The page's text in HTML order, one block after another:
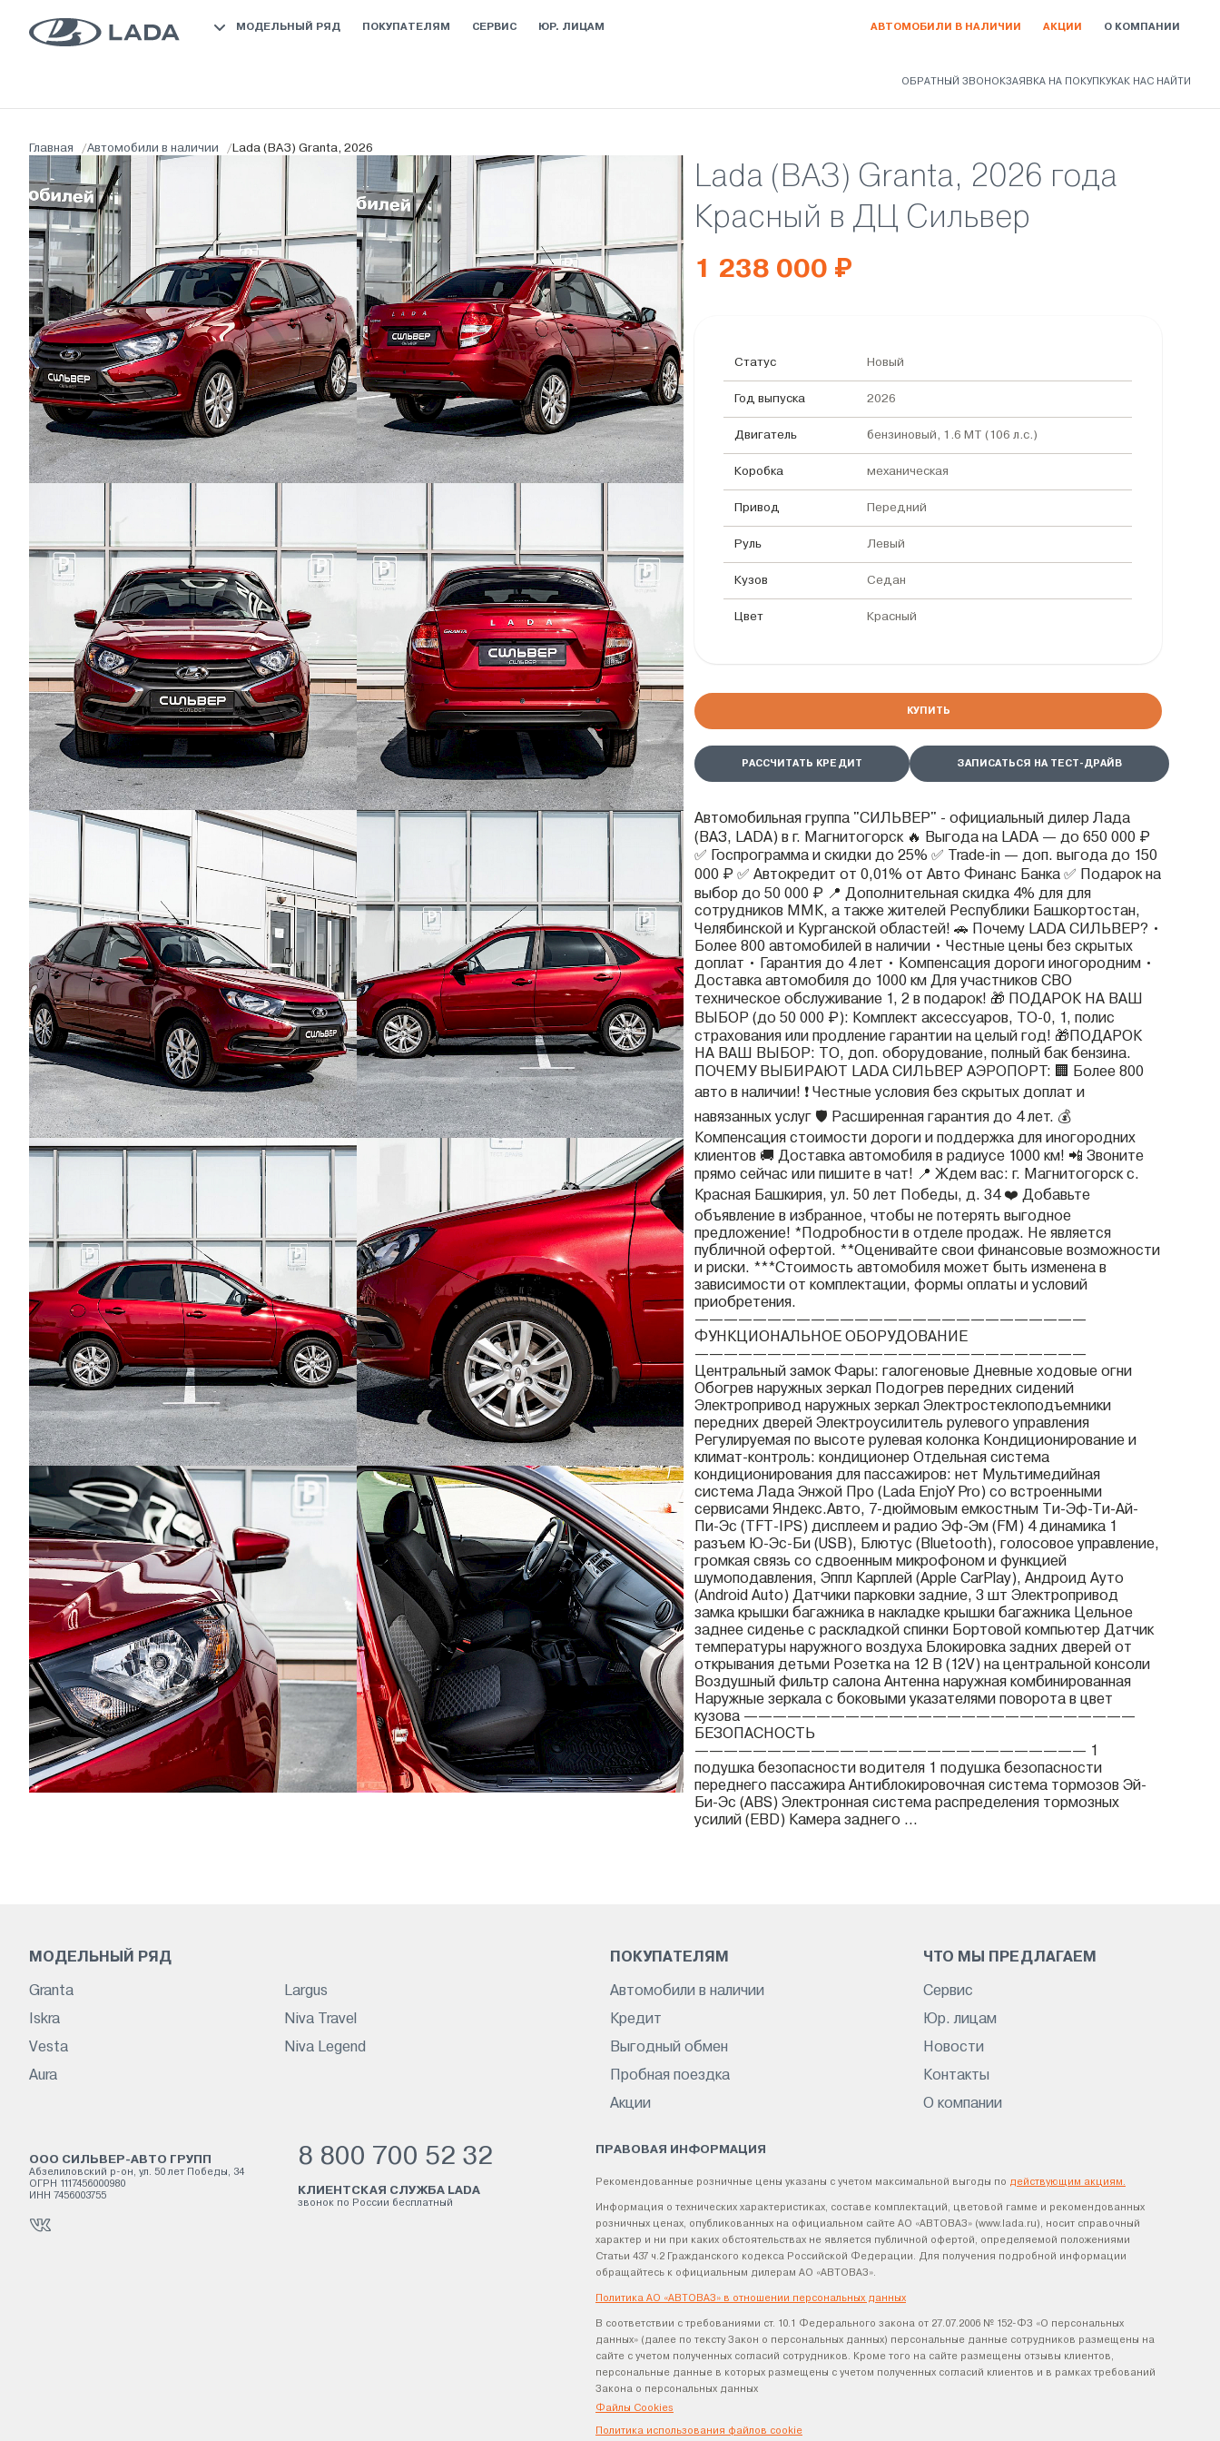
МОДЕЛЬНЫЙ РЯД ПОКУПАТЕЛЯМ СЕРВИС ЮР. ЛИЦАМ АВТОМОБИЛИ В НАЛИЧИИ АКЦИИ О КОМПАНИИ
ОБРАТНЫЙ ЗВОНОКЗАЯВКА НА ПОКУПКУ КАК НАС НАЙТИ
Главная /Автомобили в наличии / Lada (ВАЗ) Granta, 2026
Lada (ВАЗ) Granta, 2026 года
Красный в ДЦ Сильвер
1 238 000 ₽
Статус Новый
Год выпуска 2026
Двигатель бензиновый, 1.6 MT (106 л.с.)
Коробка механическая
Привод Передний
Руль Левый
Кузов Седан
Цвет Красный
КУПИТЬ
РАССЧИТАТЬ КРЕДИТ ЗАПИСАТЬСЯ НА ТЕСТ-ДРАЙВ
Автомобильная группа "СИЛЬВЕР" - официальный дилер Лада
(ВАЗ, LADA) в г. Магнитогорск 🔥 Выгода на LADA — до 650 000 ₽
✅ Госпрограмма и скидки до 25% ✅ Trade-in — доп. выгода до 150
000 ₽ ✅ Автокредит от 0,01% от Авто Финанс Банка ✅ Подарок на
выбор до 50 000 ₽ 📍 Дополнительная скидка 4% для для
сотрудников ММК, а также жителей Республики Башкортостан,
Челябинской и Курганской областей! 🚗 Почему LADA СИЛЬВЕР? •
Более 800 автомобилей в наличии • Честные цены без скрытых
доплат • Гарантия до 4 лет • Компенсация дороги иногородним •
Доставка автомобиля до 1000 км Для участников СВО
техническое обслуживание 1, 2 в подарок! 🎁 ПОДАРОК НА ВАШ
ВЫБОР (до 50 000 ₽): Комплект аксессуаров, ТО-0, 1, полис
страхования или продление гарантии на целый год! 🎁ПОДАРОК
НА ВАШ ВЫБОР: ТО, доп. оборудование, полный бак бензина.
ПОЧЕМУ ВЫБИРАЮТ LADA СИЛЬВЕР АЭРОПОРТ: 🏢 Более 800
авто в наличии! ❗️ Честные условия без скрытых доплат и
навязанных услуг 🛡️ Расширенная гарантия до 4 лет. 💰
Компенсация стоимости дороги и поддержка для иногородних
клиентов 🚚 Доставка автомобиля в радиусе 1000 км! 📲 Звоните
прямо сейчас или пишите в чат! 📍 Ждем вас: г. Магнитогорск с.
Красная Башкирия, ул. 50 лет Победы, д. 34 ❤️ Добавьте
объявление в избранное, чтобы не потерять выгодное
предложение! *Подробности в отделе продаж. Не является
публичной офертой. **Оценивайте свои финансовые возможности
и риски. ***Стоимость автомобиля может быть изменена в
зависимости от комплектации, формы оплаты и условий
приобретения.
———————————————————————————
ФУНКЦИОНАЛЬНОЕ ОБОРУДОВАНИЕ
———————————————————————————
Центральный замок Фары: галогеновые Дневные ходовые огни
Обогрев наружных зеркал Подогрев передних сидений
Электропривод наружных зеркал Электростеклоподъемники
передних дверей Электроусилитель рулевого управления
Регулируемая по высоте рулевая колонка Кондиционирование и
климат-контроль: кондиционер Отдельная система
кондиционирования для пассажиров: нет Мультимедийная
система Лада Энжой Про (Lada EnjoY Pro) со встроенными
сервисами Яндекс.Авто, 7-дюймовым емкостным Ти-Эф-Ти-Ай-
Пи-Эс (TFT-IPS) дисплеем и радио Эф-Эм (FM) 4 динамика 1
разъем Ю-Эс-Би (USB), Блютус (Bluetooth), голосовое управление,
громкая связь со сдвоенным микрофоном и функцией
шумоподавления, Эппл Карплей (Apple CarPlay), Андроид Ауто
(Android Auto) Датчики парковки задние, 3 шт Электропривод
замка крышки багажника в накладке крышки багажника Цельное
заднее сиденье с раскладкой спинки Бортовой компьютер Датчик
температуры наружного воздуха Блокировка задних дверей от
открывания детьми Розетка на 12 В (12V) на центральной консоли
Воздушный фильтр салона Антенна наружная комбинированная
Наружные зеркала с боковыми указателями поворота в цвет
кузова ———————————————————————————
БЕЗОПАСНОСТЬ
——————————————————————————— 1
подушка безопасности водителя 1 подушка безопасности
переднего пассажира Антиблокировочная система тормозов Эй-
Би-Эс (ABS) Электронная система распределения тормозных
усилий (EBD) Камера заднего ...
МОДЕЛЬНЫЙ РЯД
Granta
Iskra
Vesta
Aura
Largus
Niva Travel
Niva Legend
ПОКУПАТЕЛЯМ
Автомобили в наличии
Кредит
Выгодный обмен
Пробная поездка
Акции
ЧТО МЫ ПРЕДЛАГАЕМ
Сервис
Юр. лицам
Новости
Контакты
О компании
ООО СИЛЬВЕР-АВТО ГРУПП
Абзелиловский р-он, ул. 50 лет Победы, 34
ОГРН 1117456000980
ИНН 7456003755
8 800 700 52 32
КЛИЕНТСКАЯ СЛУЖБА LADA
звонок по России бесплатный
ПРАВОВАЯ ИНФОРМАЦИЯ
Рекомендованные розничные цены указаны с учетом максимальной выгоды по действующим акциям.
Информация о технических характеристиках, составе комплектаций, цветовой гамме и рекомендованных
розничных ценах, опубликованных на официальном сайте АО «АВТОВАЗ» (www.lada.ru), носит справочный
характер и ни при каких обстоятельствах не является публичной офертой, определяемой положениями
Статьи 437 ч.2 Гражданского кодекса Российской Федерации. Для получения подробной информации
обращайтесь к официальным дилерам АО «АВТОВАЗ».
Политика АО «АВТОВАЗ» в отношении персональных данных
В соответствии с требованиями ст. 10.1 Федерального закона от 27.07.2006 № 152-ФЗ «О персональных
данных» (далее по тексту Закон о персональных данных) персональные данные сотрудников размещены на
сайте с учетом полученных согласий сотрудников. Кроме того на сайте размещены отзывы клиентов,
персональные данные в которых размещены с учетом полученных согласий клиентов и в рамках требований
Закона о персональных данных
Файлы Cookies
Политика использования файлов cookie